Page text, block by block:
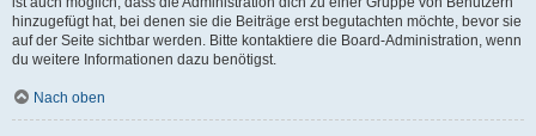
hinzugefügt hat, bei denen sie die Beiträge erst begutachten möchte, bevor sie
auf der Seite sichtbar werden. Bitte kontaktiere die Board-Administration, wenn
du weitere Informationen dazu benötigst.
Nach oben